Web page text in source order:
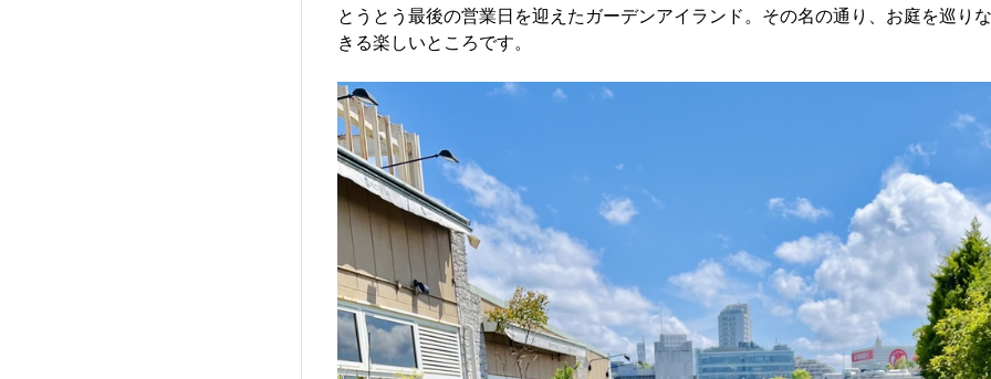
とうとう最後の営業日を迎えたガーデンアイランド。その名の通り、お庭を巡り
きる楽しいところです。